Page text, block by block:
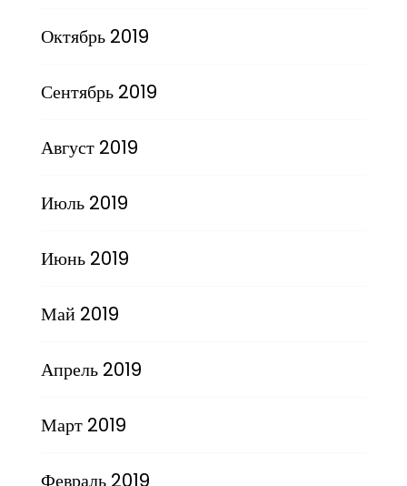
Октябрь 2019
Сентябрь 2019
Август 2019
Июль 2019
Июнь 2019
Май 2019
Апрель 2019
Март 2019
Февраль 2019